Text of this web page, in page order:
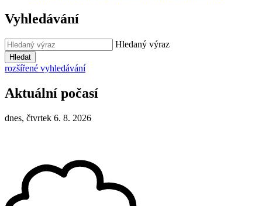
Vyhledávání
Hledaný výraz
Hledat
rozšířené vyhledávání
Aktuální počasí
dnes, čtvrtek 6. 8. 2026